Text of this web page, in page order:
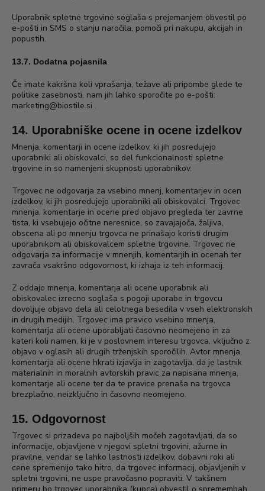
Uporabnik spletne trgovine soglaša s prejemanjem obvestil po
e-pošti in SMS o stanju naročila, pomoči pri nakupu, akcijah in
popustih.
13.7. Dodatna pojasnila
Če imate kakršna koli vprašanja, težave ali pripombe glede te
politike zasebnosti, nam jih lahko sporočite po e-pošti:
marketing@biostile.si .
14. Uporabniške ocene in ocene izdelkov
Mnenja, komentarji in ocene izdelkov, ki jih posredujejo
uporabniki ali obiskovalci, so del funkcionalnosti spletne
trgovine in so namenjeni skupnosti uporabnikov.
Trgovec ne odgovarja za vsebino mnenj, komentarjev in ocen
izdelkov, ki jih posredujejo uporabniki ali obiskovalci. Trgovec
mnenja, komentarje in ocene pred objavo pregleda ter zavrne
tista, ki vsebujejo očitne neresnice, so zavajajoča, žaljiva,
obscena ali po mnenju trgovca ne prinašajo koristi drugim
uporabnikom ali obiskovalcem spletne trgovine. Trgovec ne
odgovarja za informacije v mnenjih, komentarjih in ocenah ter
zavrača vsakršno odgovornost, ki izhaja iz teh informacij.
Z oddajo mnenja, komentarja ali ocene uporabnik ali
obiskovalec izrecno soglaša s pogoji uporabe in trgovcu
dovoljuje objavo dela ali celotnega besedila v vseh elektronskih
in drugih medijih. Trgovec ima pravico vsebino mnenja,
komentarja ali ocene uporabljati časovno neomejeno in za
kateri koli namen, ki je v poslovnem interesu trgovca, vključno z
objavo v oglasih ali drugih trženjskih sporočilih. Avtor mnenja,
komentarja ali ocene hkrati izjavlja in zagotavlja, da je lastnik
materialnih in moralnih avtorskih pravic za napisana mnenja,
komentarje ali ocene ter da te pravice prenaša na trgovca
brezplačno, neizključno in časovno neomejeno.
15. Odgovornost
Trgovec si prizadeva po najboljših močeh zagotavljati, da so
informacije, objavljene v njegovi spletni trgovini, ažurne in
pravilne, vendar se lahko lastnosti izdelkov, dobavni roki ali
cene spremenijo tako hitro, da trgovec informacij, objavljenih v
spletni trgovini, ne uspe pravočasno popraviti. V takšnem